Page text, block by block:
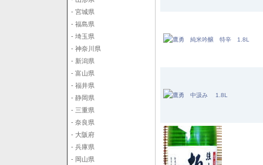
- 宮城県
- 福島県
- 埼玉県
- 神奈川県
- 新潟県
- 富山県
- 福井県
- 静岡県
- 三重県
- 奈良県
- 大阪府
- 兵庫県
- 岡山県